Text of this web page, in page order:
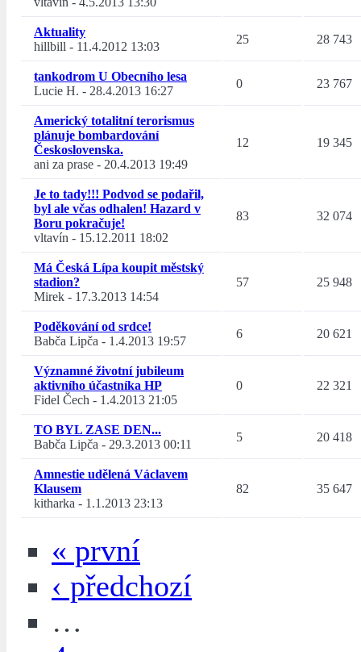
Aktuality
hillbill - 11.4.2012 13:03
25 28 743
tankodrom U Obecního lesa
Lucie H. - 28.4.2013 16:27
0 23 767
Americký totalitní terorismus
plánuje bombardování
Československa.
ani za prase - 20.4.2013 19:49
12 19 345
Je to tady!!! Podvod se podařil,
byl ale včas odhalen! Hazard v
Boru pokračuje!
vltavín - 15.12.2011 18:02
83 32 074
Má Česká Lípa koupit městský
stadion?
Mirek - 17.3.2013 14:54
57 25 948
Poděkování od srdce!
Babča Lipča - 1.4.2013 19:57
6 20 621
Významné životní jubileum
aktivního účastníka HP
Fidel Čech - 1.4.2013 21:05
0 22 321
TO BYL ZASE DEN...
Babča Lipča - 29.3.2013 00:11
5 20 418
Amnestie udělená Václavem
Klausem
kitharka - 1.1.2013 23:13
82 35 647
« první
‹ předchozí
…